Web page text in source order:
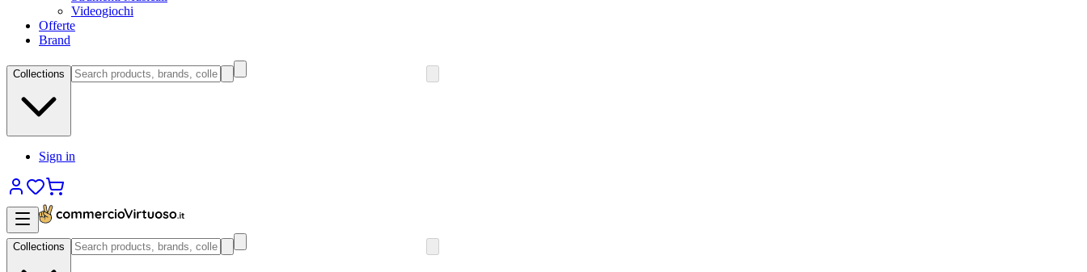
Videogiochi
Offerte
Brand
Collections
Sign in
Collections